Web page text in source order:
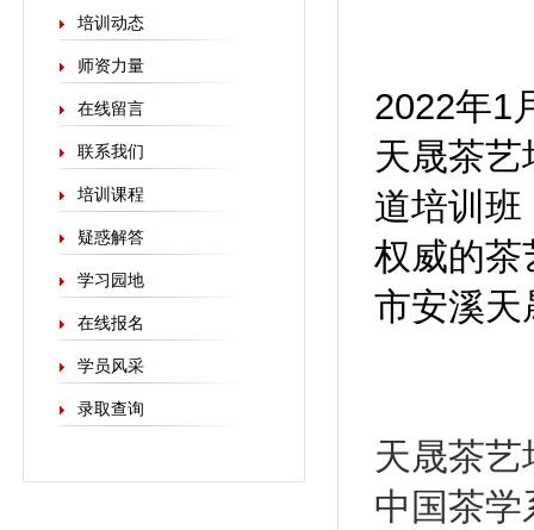
培训动态
师资力量
在线留言
联系我们
培训课程
疑惑解答
学习园地
在线报名
学员风采
录取查询
2022年1
天晟茶
道培训班
权威的茶
市安溪天
天晟茶
中国茶学